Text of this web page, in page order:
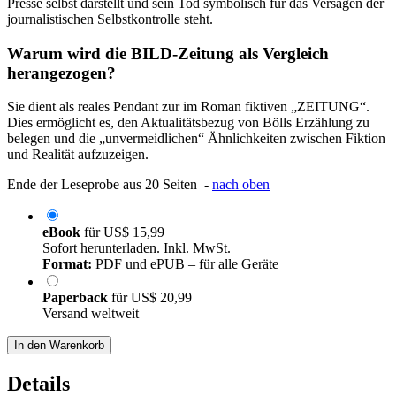
Presse selbst darstellt und sein Tod symbolisch für das Versagen der
journalistischen Selbstkontrolle steht.
Warum wird die BILD-Zeitung als Vergleich
herangezogen?
Sie dient als reales Pendant zur im Roman fiktiven „ZEITUNG“.
Dies ermöglicht es, den Aktualitätsbezug von Bölls Erzählung zu
belegen und die „unvermeidlichen“ Ähnlichkeiten zwischen Fiktion
und Realität aufzuzeigen.
Ende der Leseprobe aus 20 Seiten - nach oben
eBook fürUS$ 15,99
Sofort herunterladen. Inkl. MwSt.
Format: PDF und ePUB – für alle Geräte
Paperback fürUS$ 20,99
Versand weltweit
In den Warenkorb
Details